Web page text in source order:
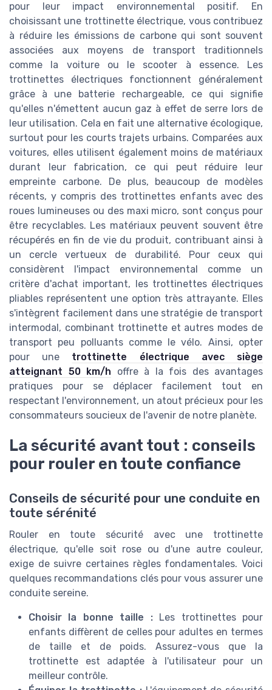
pour leur impact environnemental positif. En
choisissant une trottinette électrique, vous contribuez
à réduire les émissions de carbone qui sont souvent
associées aux moyens de transport traditionnels
comme la voiture ou le scooter à essence. Les
trottinettes électriques fonctionnent généralement
grâce à une batterie rechargeable, ce qui signifie
qu'elles n'émettent aucun gaz à effet de serre lors de
leur utilisation. Cela en fait une alternative écologique,
surtout pour les courts trajets urbains. Comparées aux
voitures, elles utilisent également moins de matériaux
durant leur fabrication, ce qui peut réduire leur
empreinte carbone. De plus, beaucoup de modèles
récents, y compris des trottinettes enfants avec des
roues lumineuses ou des maxi micro, sont conçus pour
être recyclables. Les matériaux peuvent souvent être
récupérés en fin de vie du produit, contribuant ainsi à
un cercle vertueux de durabilité. Pour ceux qui
considèrent l'impact environnemental comme un
critère d'achat important, les trottinettes électriques
pliables représentent une option très attrayante. Elles
s'intègrent facilement dans une stratégie de transport
intermodal, combinant trottinette et autres modes de
transport peu polluants comme le vélo. Ainsi, opter
pour une trottinette électrique avec siège
atteignant 50 km/h offre à la fois des avantages
pratiques pour se déplacer facilement tout en
respectant l'environnement, un atout précieux pour les
consommateurs soucieux de l'avenir de notre planète.
La sécurité avant tout : conseils
pour rouler en toute confiance
Conseils de sécurité pour une conduite en
toute sérénité
Rouler en toute sécurité avec une trottinette
électrique, qu'elle soit rose ou d'une autre couleur,
exige de suivre certaines règles fondamentales. Voici
quelques recommandations clés pour vous assurer une
conduite sereine.
Choisir la bonne taille :Les trottinettes pour
enfants diffèrent de celles pour adultes en termes
de taille et de poids. Assurez-vous que la
trottinette est adaptée à l'utilisateur pour un
meilleur contrôle.